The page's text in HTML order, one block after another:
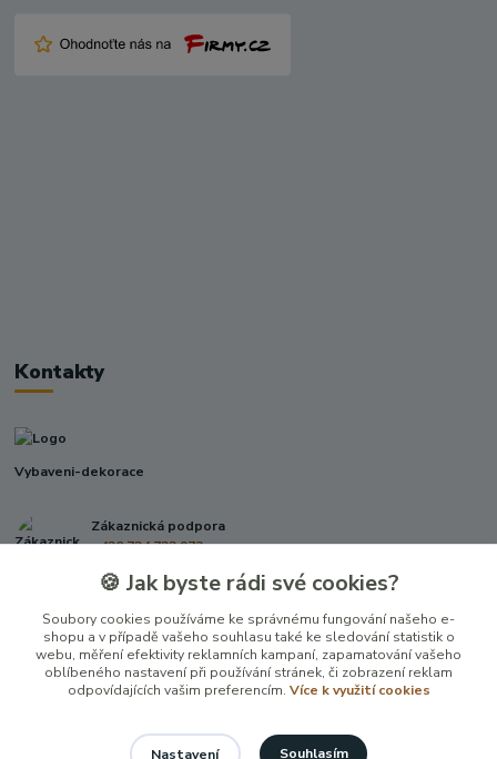
Kontakty
Vybaveni-dekorace
Zákaznická podpora
+420 724 722 973
info@vybaveni-dekorace.cz
🍪 Jak byste rádi své cookies?
Soubory cookies používáme ke správnému fungování našeho e-
shopu a v případě vašeho souhlasu také ke sledování statistik o
webu, měření efektivity reklamních kampaní, zapamatování vašeho
oblíbeného nastavení při používání stránek, či zobrazení reklam
odpovídajících vašim preferencím. Více k využití cookies
Nastavení Souhlasím